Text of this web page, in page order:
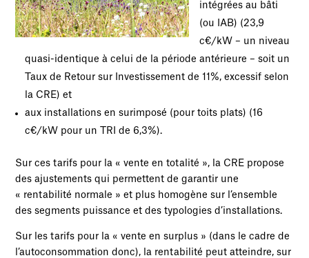
intégrées au bâti
(ou IAB) (23,9
c€/kW – un niveau
quasi-identique à celui de la période antérieure – soit un
Taux de Retour sur Investissement de 11%, excessif selon
la CRE) et
aux installations en surimposé (pour toits plats) (16
c€/kW pour un TRI de 6,3%).
Sur ces tarifs pour la « vente en totalité », la CRE propose
des ajustements qui permettent de garantir une
« rentabilité normale » et plus homogène sur l’ensemble
des segments puissance et des typologies d’installations.
Sur les tarifs pour la « vente en surplus » (dans le cadre de
l’autoconsommation donc), la rentabilité peut atteindre, sur